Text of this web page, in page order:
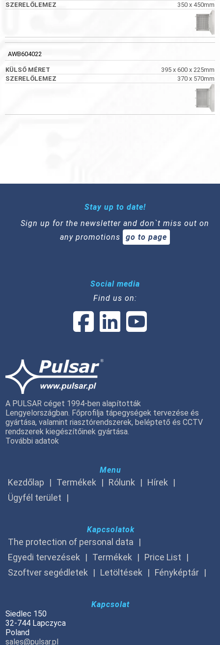
350 x 450mm
AWB604022
395 x 600 x 225mm
370 x 570mm
Stay up to date!
Sign up for the newsletter and don`t miss out on
any promotions
go to page
Social media
Find us on:
A PULSAR céget 1994-ben alapították
Lengyelországban. Főprofilja tápegységek tervezése és
gyártása, valamint riasztórendszerek, beléptető és CCTV
rendszerek kiegészítőinek gyártása.
További adatok
Menu
Kezdőlap Termékek Rólunk
Hírek
Ügyfél terület
Kapcsolatok
The protection of personal data
Egyedi tervezések
Termékek
Price List
Szoftver segédletek
Letöltések Fényképtár
Kapcsolat
Siedlec 150
32-744 Lapczyca
Poland
sales@pulsar.pl